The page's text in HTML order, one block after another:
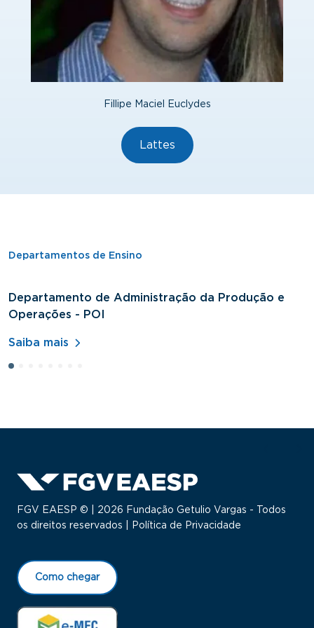
Fillipe Maciel Euclydes
Lattes
Departamentos de Ensino
Departamento de Administração da Produção e
Operações - POI
Saiba mais
FGV EAESP © | 2026 Fundação Getulio Vargas - Todos
os direitos reservados |
Política de Privacidade
Como chegar